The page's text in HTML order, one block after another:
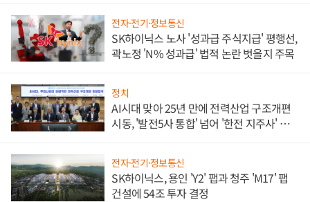
전자·전기·정보통신
SK하이닉스 노사 '성과급 주식지급' 평행선,
곽노정 'N% 성과급' 법적 논란 벗을지 주목
정치
AI시대 맞아 25년 만에 전력산업 구조개편
시동, '발전5사 통합' 넘어 '한전 지주사' 재편
전자·전기·정보통신
SK하이닉스, 용인 'Y2' 팹과 청주 'M17' 팹
건설에 54조 투자 결정